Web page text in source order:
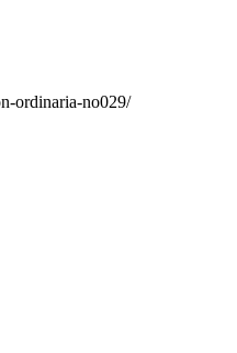
ordinaria-no029/